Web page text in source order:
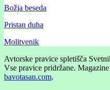
Božja beseda
Pristan duha
Molitvenik
Avtorske pravice spletišča
Vse pravice pridržane.
bavotasan.com.